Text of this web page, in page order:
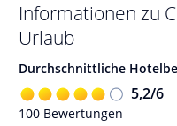
Informationen zu
Urlaub
Durchschnittliche
5,2/6
100 Bewertungen